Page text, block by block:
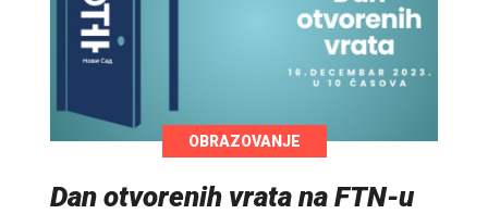
OBRAZOVANJE
Dan otvorenih vrata na FTN-u